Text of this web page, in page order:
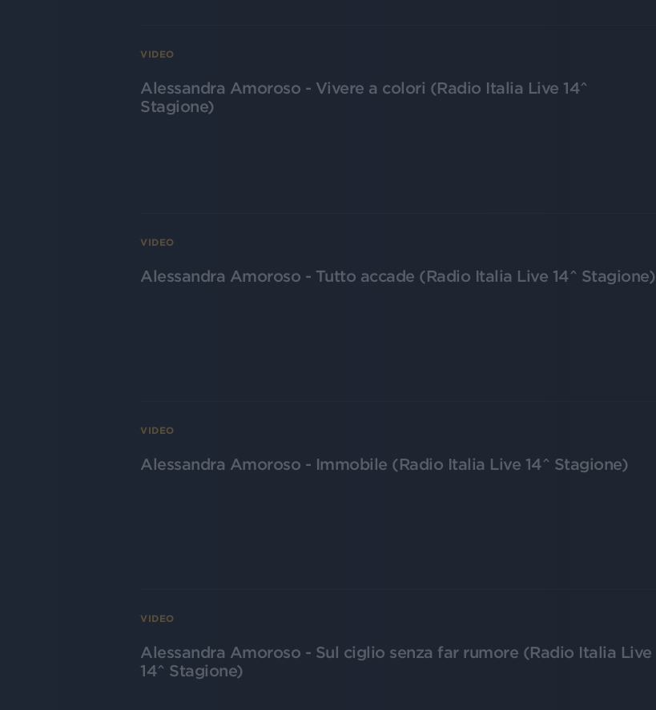
VIDEO
Alessandra Amoroso - Vivere a colori (Radio Italia Live 14^
Stagione)
VIDEO
Alessandra Amoroso - Tutto accade (Radio Italia Live 14^ Stagione)
VIDEO
Alessandra Amoroso - Immobile (Radio Italia Live 14^ Stagione)
VIDEO
Alessandra Amoroso - Sul ciglio senza far rumore (Radio Italia Live
14^ Stagione)